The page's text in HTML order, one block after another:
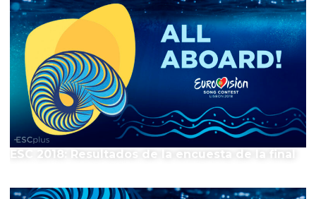
ESC 2018: Resultados de la encuesta de la final